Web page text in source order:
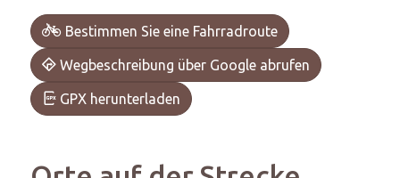
Bestimmen Sie eine Fahrradroute
Wegbeschreibung über Google abrufen
GPX herunterladen